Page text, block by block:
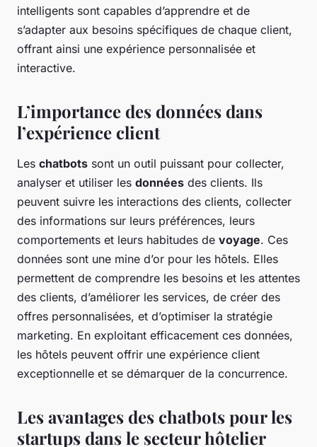
intelligents sont capables d’apprendre et de
s’adapter aux besoins spécifiques de chaque client,
offrant ainsi une expérience personnalisée et
interactive.
L’importance des données dans
l’expérience client
Les chatbots sont un outil puissant pour collecter,
analyser et utiliser les données des clients. Ils
peuvent suivre les interactions des clients, collecter
des informations sur leurs préférences, leurs
comportements et leurs habitudes de voyage. Ces
données sont une mine d’or pour les hôtels. Elles
permettent de comprendre les besoins et les attentes
des clients, d’améliorer les services, de créer des
offres personnalisées, et d’optimiser la stratégie
marketing. En exploitant efficacement ces données,
les hôtels peuvent offrir une expérience client
exceptionnelle et se démarquer de la concurrence.
Les avantages des chatbots pour les
startups dans le secteur hôtelier